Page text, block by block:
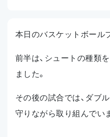
本日のバスケットボール
前半は、シュートの種類
ました。
その後の試合では、ダブ
守りながら取り組んでい